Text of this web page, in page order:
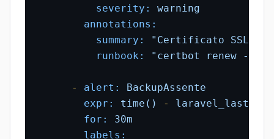
severity:
warning
annotations:
summary:
"Certificato SSL
runbook:
"certbot renew --
- alert:
BackupAssente
expr:
time() -
for:
30m
labels: